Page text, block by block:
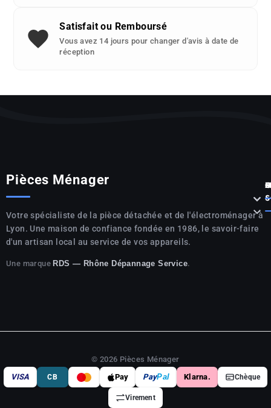
Satisfait ou Remboursé
Vous avez 14 jours pour changer d'avis à date de
réception
Pièces Ménager
Votre spécialiste de la pièce détachée et de l'électroménager à
Lyon. Une maison de confiance fondée en 1986, le savoir-faire
d'un artisan local au service de vos appareils.
Une marque RDS — Rhône Dépannage Service.




© 2026 Pièces Ménager
VISA
CB Pay PayPal Klarna. Chèque
Virement